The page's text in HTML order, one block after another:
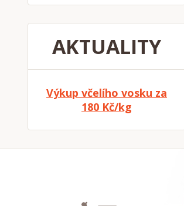
AKTUALITY
Výkup včelího vosku za
180 Kč/kg